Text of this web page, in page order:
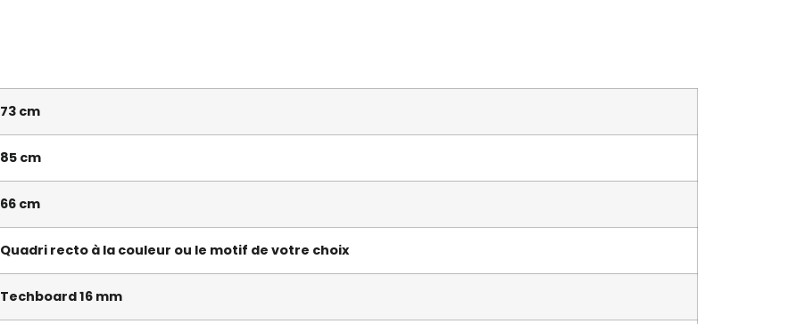
73 cm
85 cm
66 cm
Quadri recto à la couleur ou le motif de votre choix
Techboard 16 mm